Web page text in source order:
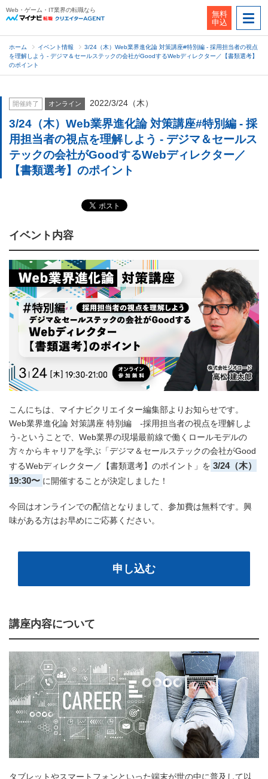
Web・ゲーム・IT業界の転職なら
無料
申込
ホーム イベント情報
3/24（木）Web業界進化論 対策講座#特別編 - 採用担当者の視点
を理解しよう - デジマ＆セールステックの会社がGoodするWebディレクター／【書類選考】
のポイント
開催終了 オンライン 2022/3/24（木）
3/24（木）Web業界進化論 対策講座#特別編 - 採
用担当者の視点を理解しよう - デジマ＆セールス
テックの会社がGoodするWebディレクター／
【書類選考】のポイント
イベント内容
こんにちは、マイナビクリエイター編集部よりお知らせです。
Web業界進化論 対策講座 特別編 -採用担当者の視点を理解しよ
う-ということで、Web業界の現場最前線で働くロールモデルの
方々からキャリアを学ぶ「デジマ＆セールステックの会社がGood
するWebディレクター／【書類選考】のポイント」を 3/24（木）
19:30〜 に開催することが決定しました！
今回はオンラインでの配信となりまして、参加費は無料です。興
味がある方はお早めにご応募ください。
申し込む
講座内容について
タブレットやスマートフォンといった端末が世の中に普及して以